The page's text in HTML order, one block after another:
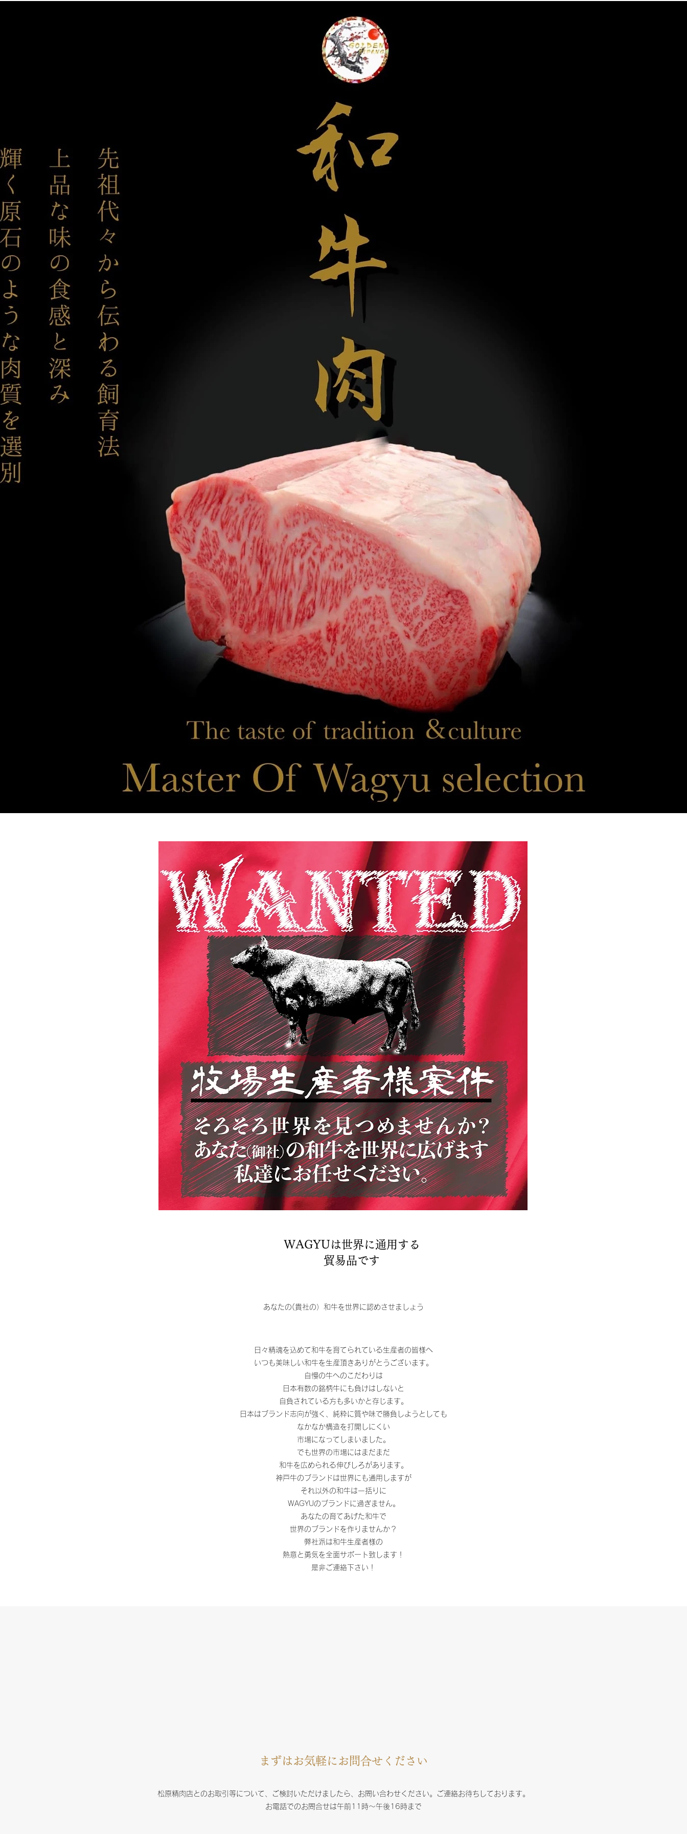
​WAGYUは世界に通用する
貿易品です
​あなたの(貴社の）和牛を世界に認めさせましょう
日々精魂を込めて和牛を育てられている生産者の皆様へ
いつも美味しい和牛を生産頂きありがとうございます。
自慢の牛へのこだわりは
日本有数の銘柄牛にも負けはしないと
自負されている方も多いかと存じます。
日本はブランド志向が強く、純粋に質や味で勝負しようとしても
なかなか構造を打開しにくい
市場になってしまいました。
でも世界の市場にはまだまだ
和牛を広められる伸びしろがあります。
神戸牛のブランドは世界にも通用しますが
それ以外の和牛は一括りに
WAGYUのブランドに過ぎません。
あなたの育てあげた和牛で
世界のブランドを作りませんか？
弊社派は和牛生産者様の
熱意と勇気を全面サポート致します！
​是非ご連絡下さい！
​まずはお気軽にお問合せください
松原精肉店とのお取引等について、ご検討いただけましたら、お問い合わせください。ご連絡お待ちしております。
お電話でのお問合せは午前11時～午後16時まで